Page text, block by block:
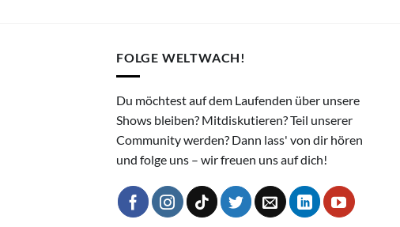
FOLGE WELTWACH!
Du möchtest auf dem Laufenden über unsere
Shows bleiben? Mitdiskutieren? Teil unserer
Community werden? Dann lass' von dir hören
und folge uns – wir freuen uns auf dich!